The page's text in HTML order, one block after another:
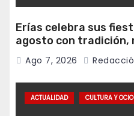
Erías celebra sus
agosto con tradición,
vecinal
Ago 7, 2026
ACTUALIDAD CULTURA Y OCIO